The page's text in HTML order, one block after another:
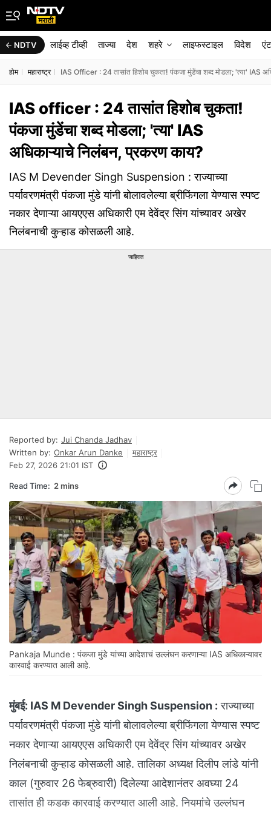
NDTV लाईव्ह टीव्ही ताज्या देश शहरे लाइफस्टाइल विदेश
होम महाराष्ट्र IAS Officer : 24 तासांत हिशोब चुकता! पंकजा मुंडेंचा शब्द मोडला; 'त्या' IAS
IAS officer : 24 तासांत हिशोब चुकता!
पंकजा मुंडेंचा शब्द मोडला; 'त्या' IAS
अधिकाऱ्याचे निलंबन, प्रकरण काय?
IAS M Devender Singh Suspension : राज्याच्या
पर्यावरणमंत्री पंकजा मुंडे यांनी बोलावलेल्या ब्रीफिंगला येण्यास स्पष्ट
नकार देणाऱ्या आयएएस अधिकारी एम देवेंद्र सिंग यांच्यावर अखेर
निलंबनाची कुऱ्हाड कोसळली आहे.
जाहिरात
Reported by: Jui Chanda Jadhav
Written by: Onkar Arun Danke
महाराष्ट्र
Feb 27, 2026 21:01 IST
Read Time: 2 mins
Pankaja Munde : पंकजा मुंडे यांच्या आदेशाचं उल्लंघन करणाऱ्या IAS अधिकाऱ्यावर
कारवाई करण्यात आली आहे.
मुंबई: IAS M Devender Singh Suspension : राज्याच्या
पर्यावरणमंत्री पंकजा मुंडे यांनी बोलावलेल्या ब्रीफिंगला येण्यास स्पष्ट
नकार देणाऱ्या आयएएस अधिकारी एम देवेंद्र सिंग यांच्यावर अखेर
निलंबनाची कुऱ्हाड कोसळली आहे. तालिका अध्यक्ष दिलीप लांडे यांनी
काल (गुरुवार 26 फेब्रुवारी) दिलेल्या आदेशानंतर अवघ्या 24
तासांत ही कडक कारवाई करण्यात आली आहे. नियमांचे उल्लंघन